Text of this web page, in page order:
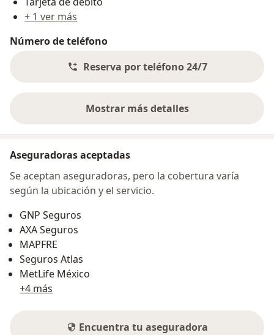
+ 1 ver más
Número de teléfono
Reserva por teléfono 24/7
Mostrar más detalles
sobre la dirección
Aseguradoras aceptadas
Se aceptan aseguradoras, pero la cobertura varía
según la ubicación y el servicio.
GNP Seguros
AXA Seguros
MAPFRE
Seguros Atlas
MetLife México
+4 más
Encuentra tu aseguradora